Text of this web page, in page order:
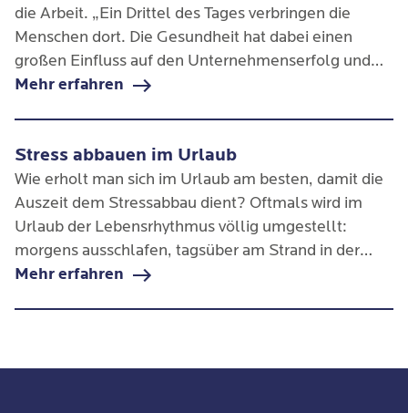
die Arbeit. „Ein Drittel des Tages verbringen die
Menschen dort. Die Gesundheit hat dabei einen
großen Einfluss auf den Unternehmenserfolg und
die Leistung.“ (vgl. TK-Stressstudie 2016) Laut der
ein wichtiger Teil ihres Lebens.
Mehr erfahren
Stress abbauen im Urlaub
Wie erholt man sich im Urlaub am besten, damit die
Auszeit dem Stressabbau dient? Oftmals wird im
Urlaub der Lebensrhythmus völlig umgestellt:
morgens ausschlafen, tagsüber am Strand in der
Sonne liegen und bis spät die lauen Sommernächte
Mehr erfahren